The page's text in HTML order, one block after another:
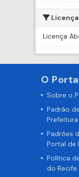
Licença
O
Sobre o
Padrão
Padrões
Portal de
Política
do Recife